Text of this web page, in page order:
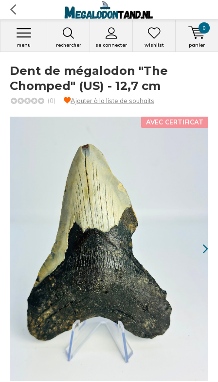
rechercher se connecter
menu wishlist panier
0
Dent de mégalodon "The
Chomped" (US) - 12,7 cm
(0) Ajouter à la liste de souhaits
AVEC CERTIFICAT